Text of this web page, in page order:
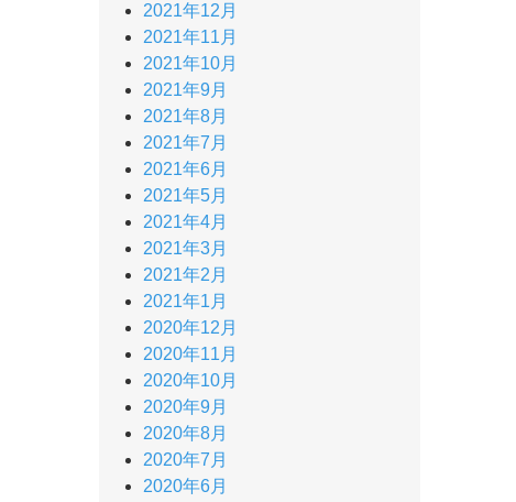
2021年12月
2021年11月
2021年10月
2021年9月
2021年8月
2021年7月
2021年6月
2021年5月
2021年4月
2021年3月
2021年2月
2021年1月
2020年12月
2020年11月
2020年10月
2020年9月
2020年8月
2020年7月
2020年6月